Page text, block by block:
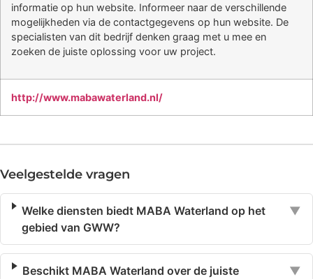
informatie op hun website. Informeer naar de verschillende
mogelijkheden via de contactgegevens op hun website. De
specialisten van dit bedrijf denken graag met u mee en
zoeken de juiste oplossing voor uw project.
http://www.mabawaterland.nl/
Veelgestelde vragen
Welke diensten biedt MABA Waterland op het
gebied van GWW?
▼
Beschikt MABA Waterland over de juiste
▼